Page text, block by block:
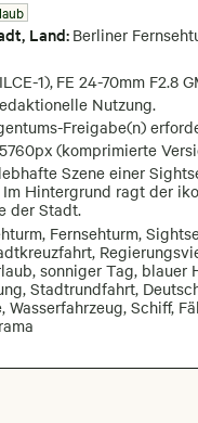
Land: Berliner
1), FE 24-70mm F2.8
Nutzung.
Freigabe(n)
5760px (komprimierte
Szene einer
Hintergrund ragt der
der Stadt.
Fernsehturm,
sonniger Tag, blauer
Stadtrundfahrt,
Schiff,